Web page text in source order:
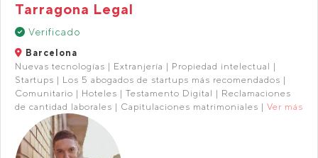
Tarragona Legal
Verificado
Barcelona
Nuevas tecnologías | Extranjería | Propiedad intelectual |
Startups | Los 5 abogados de startups más recomendados |
Comunitario | Hoteles | Testamento Digital | Reclamaciones
de cantidad laborales | Capitulaciones matrimoniales | Ver más